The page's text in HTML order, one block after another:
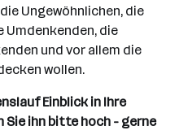
Ungewöhnlichen, die
Umdenkenden, die
und vor allem die
wollen.
Einblick in Ihre
Sie ihn bitte hoch - gerne